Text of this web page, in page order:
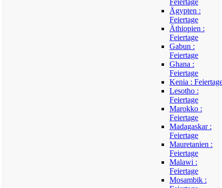
Feiertage
Ägypten :
Feiertage
Äthiopien :
Feiertage
Gabun :
Feiertage
Ghana :
Feiertage
Kenia :
Lesotho :
Feiertage
Marokko :
Feiertage
Madagaskar :
Feiertage
Mauretanien :
Feiertage
Malawi :
Feiertage
Mosambik :